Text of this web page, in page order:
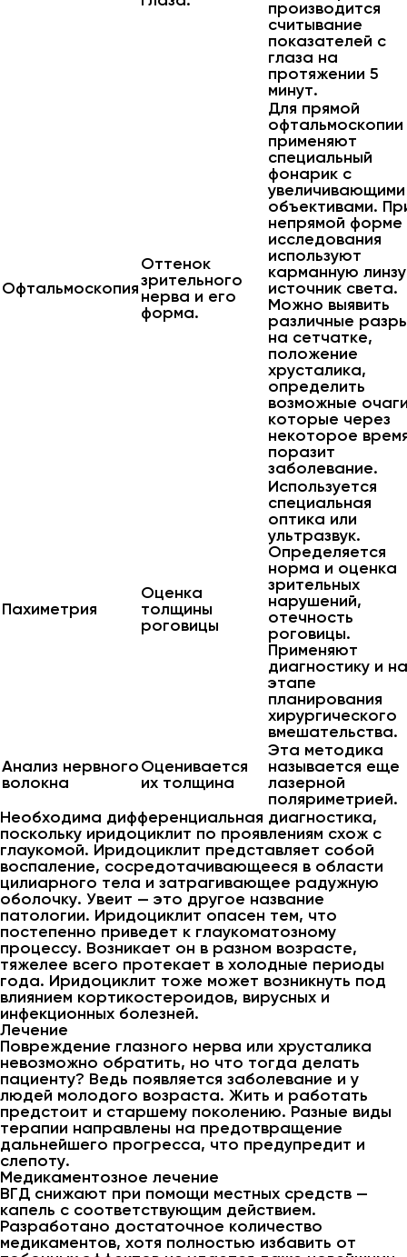
производится
считывание
показателей с
глаза на
протяжении 5
минут.
Офтальмоскопия
Оттенок
зрительного
нерва и его
форма.
Для прямой
офтальмоскопии
применяют
специальный
фонарик с
увеличивающими
объективами.
непрямой форме
исследования
используют
карманную
источник света.
Можно выявить
различные
на сетчатке,
положение
хрусталика,
определить
возможные
которые через
некоторое
поразит
заболевание.
Пахиметрия
Оценка
толщины
роговицы
Используется
специальная
оптика или
ультразвук.
Определяется
норма и оценка
зрительных
нарушений,
отечность
роговицы.
Применяют
диагностику и на
этапе
планирования
хирургического
вмешательства.
Анализ нервного
волокна
Оценивается
их толщина
Эта методика
называется еще
лазерной
поляриметрией.
Необходима дифференциальная диагностика,
поскольку иридоциклит по проявлениям схож с
глаукомой. Иридоциклит представляет собой
воспаление, сосредотачивающееся в области
цилиарного тела и затрагивающее радужную
оболочку. Увеит — это другое название
патологии. Иридоциклит опасен тем, что
постепенно приведет к глаукоматозному
процессу. Возникает он в разном возрасте,
тяжелее всего протекает в холодные периоды
года. Иридоциклит тоже может возникнуть под
влиянием кортикостероидов, вирусных и
инфекционных болезней.
Лечение
Повреждение глазного нерва или хрусталика
невозможно обратить, но что тогда делать
пациенту? Ведь появляется заболевание и у
людей молодого возраста. Жить и работать
предстоит и старшему поколению. Разные виды
терапии направлены на предотвращение
дальнейшего прогресса, что предупредит и
слепоту.
Медикаментозное лечение
ВГД снижают при помощи местных средств —
капель с соответствующим действием.
Разработано достаточное количество
медикаментов, хотя полностью избавить от